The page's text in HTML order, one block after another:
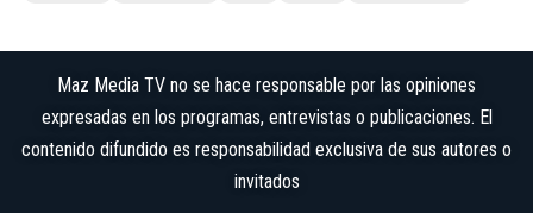
Maz Media TV no se hace responsable por las opiniones
expresadas en los programas, entrevistas o publicaciones. El
contenido difundido es responsabilidad exclusiva de sus autores o
invitados